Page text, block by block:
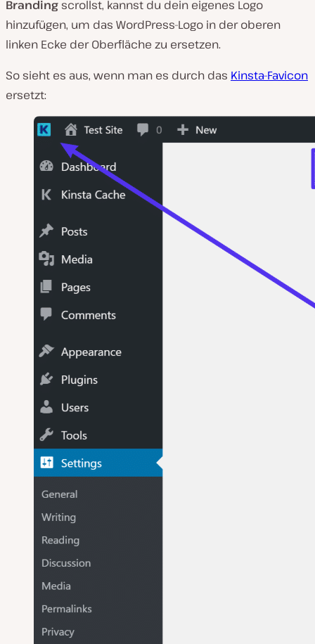
Branding scrollst, kannst du dein eigenes Logo
hinzufügen, um das WordPress-Logo in der oberen
linken Ecke der Oberfläche zu ersetzen.
So sieht es aus, wenn man es durch das Kinsta-Favicon
ersetzt: